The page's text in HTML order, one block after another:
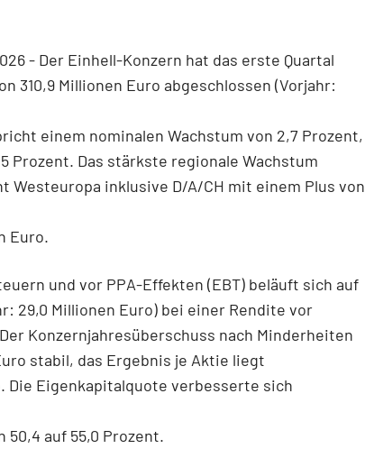
- Der Einhell-Konzern hat das erste Quartal
310,9 Millionen Euro abgeschlossen (Vorjahr:
einem nominalen Wachstum von 2,7 Prozent,
Prozent. Das stärkste regionale Wachstum
Westeuropa inklusive D/A/CH mit einem Plus von
Euro.
und vor PPA-Effekten (EBT) beläuft sich auf
29,0 Millionen Euro) bei einer Rendite vor
Konzernjahresüberschuss nach Minderheiten
stabil, das Ergebnis je Aktie liegt
Die Eigenkapitalquote verbesserte sich
50,4 auf 55,0 Prozent.